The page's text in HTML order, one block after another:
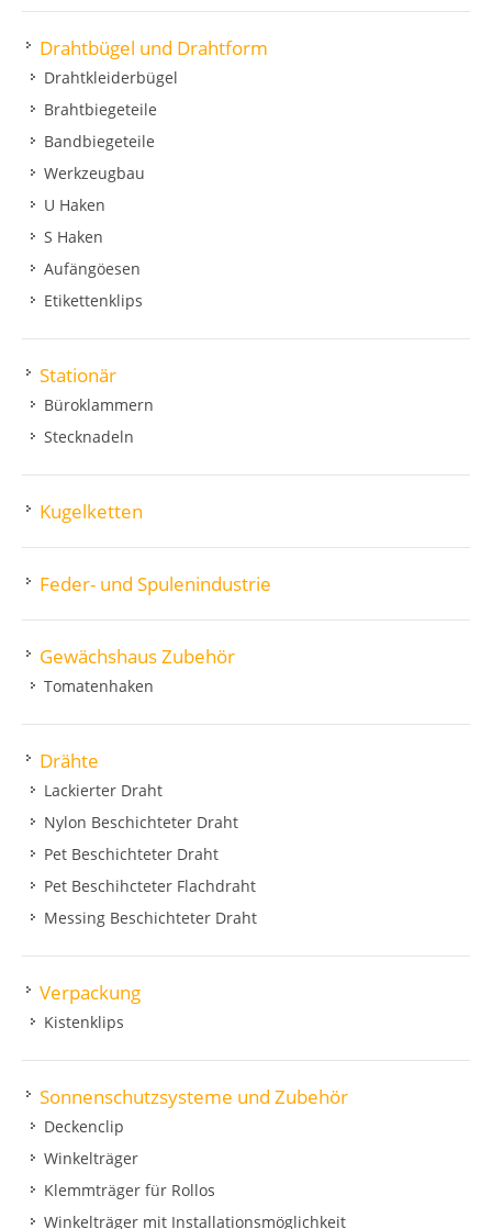
Drahtbügel und Drahtform
Drahtkleiderbügel
Brahtbiegeteile
Bandbiegeteile
Werkzeugbau
U Haken
S Haken
Aufängöesen
Etikettenklips
Stationär
Büroklammern
Stecknadeln
Kugelketten
Feder- und Spulenindustrie
Gewächshaus Zubehör
Tomatenhaken
Drähte
Lackierter Draht
Nylon Beschichteter Draht
Pet Beschichteter Draht
Pet Beschihcteter Flachdraht
Messing Beschichteter Draht
Verpackung
Kistenklips
Sonnenschutzsysteme und Zubehör
Deckenclip
Winkelträger
Klemmträger für Rollos
Winkelträger mit Installationsmöglichkeit